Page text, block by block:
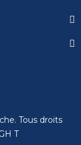
Tous droits
T